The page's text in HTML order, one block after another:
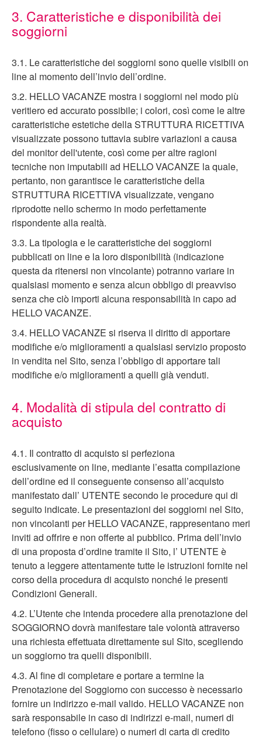
3. Caratteristiche e disponibilità dei
soggiorni
3.1. Le caratteristiche dei soggiorni sono quelle visibili on
line al momento dell’invio dell’ordine.
3.2. HELLO VACANZE mostra i soggiorni nel modo più
veritiero ed accurato possibile; i colori, così come le altre
caratteristiche estetiche della STRUTTURA RICETTIVA
visualizzate possono tuttavia subire variazioni a causa
del monitor dell'utente, così come per altre ragioni
tecniche non imputabili ad HELLO VACANZE la quale,
pertanto, non garantisce le caratteristiche della
STRUTTURA RICETTIVA visualizzate, vengano
riprodotte nello schermo in modo perfettamente
rispondente alla realtà.
3.3. La tipologia e le caratteristiche dei soggiorni
pubblicati on line e la loro disponibilità (indicazione
questa da ritenersi non vincolante) potranno variare in
qualsiasi momento e senza alcun obbligo di preavviso
senza che ciò importi alcuna responsabilità in capo ad
HELLO VACANZE.
3.4. HELLO VACANZE si riserva il diritto di apportare
modifiche e/o miglioramenti a qualsiasi servizio proposto
in vendita nel Sito, senza l’obbligo di apportare tali
modifiche e/o miglioramenti a quelli già venduti.
4. Modalità di stipula del contratto di
acquisto
4.1. Il contratto di acquisto si perfeziona
esclusivamente on line, mediante l’esatta compilazione
dell’ordine ed il conseguente consenso all’acquisto
manifestato dall’ UTENTE secondo le procedure qui di
seguito indicate. Le presentazioni dei soggiorni nel Sito,
non vincolanti per HELLO VACANZE, rappresentano meri
inviti ad offrire e non offerte al pubblico. Prima dell’invio
di una proposta d’ordine tramite il Sito, l’ UTENTE è
tenuto a leggere attentamente tutte le istruzioni fornite nel
corso della procedura di acquisto nonché le presenti
Condizioni Generali.
4.2. L’Utente che intenda procedere alla prenotazione del
SOGGIORNO dovrà manifestare tale volontà attraverso
una richiesta effettuata direttamente sul Sito, scegliendo
un soggiorno tra quelli disponibili.
4.3. Al fine di completare e portare a termine la
Prenotazione del Soggiorno con successo è necessario
fornire un indirizzo e-mail valido. HELLO VACANZE non
sarà responsabile in caso di indirizzi e-mail, numeri di
telefono (fisso o cellulare) o numeri di carta di credito